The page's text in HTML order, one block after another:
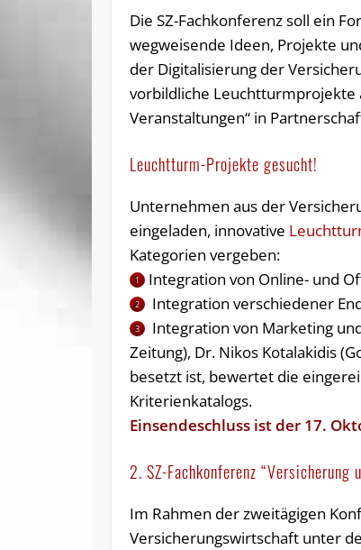
Die SZ-Fachkonferenz soll ein
wegweisende Ideen, Projekte
der Digitalisierung der
vorbildliche Leuchtturmprojekte
Veranstaltungen“ in
Leuchtturm-Projekte gesucht!
Unternehmen aus der
eingeladen, innovative
Kategorien vergeben:
1 Integration von Online- und
2 Integration verschiedener
3
Integration von Marketing
Zeitung), Dr. Nikos Kotalakidis
besetzt ist, bewertet die
Kriterienkatalogs.
Einsendeschluss ist der 17.
2. SZ-Fachkonferenz “Versicherung
Im Rahmen der zweitägigen
Versicherungswirtschaft unter